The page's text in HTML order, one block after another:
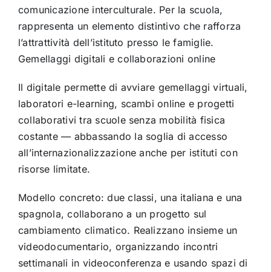
comunicazione interculturale. Per la scuola,
rappresenta un elemento distintivo che rafforza
l’attrattività dell’istituto presso le famiglie.
Gemellaggi digitali e collaborazioni online
Il digitale permette di avviare gemellaggi virtuali,
laboratori e-learning, scambi online e progetti
collaborativi tra scuole senza mobilità fisica
costante — abbassando la soglia di accesso
all’internazionalizzazione anche per istituti con
risorse limitate.
Modello concreto: due classi, una italiana e una
spagnola, collaborano a un progetto sul
cambiamento climatico. Realizzano insieme un
videodocumentario, organizzando incontri
settimanali in videoconferenza e usando spazi di